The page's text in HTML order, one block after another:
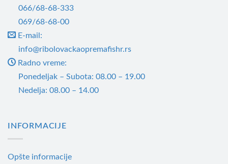
066/68-68-333
069/68-68-00
E-mail:
info@ribolovackaopremafishr.rs
Radno vreme:
Ponedeljak – Subota: 08.00 – 19.00
Nedelja: 08.00 – 14.00
INFORMACIJE
Opšte informacije